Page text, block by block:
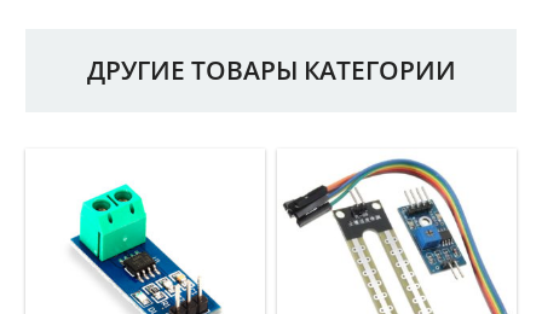
ДРУГИЕ ТОВАРЫ КАТЕГОРИИ